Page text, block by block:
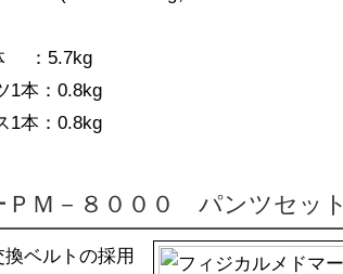
0.8kg
0.8kg
ＰＭ－８０００ パンツセット
ベルトの採用